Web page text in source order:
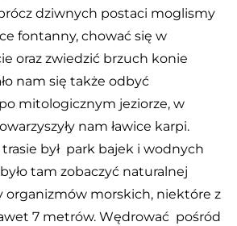
dziwnych postaci moglismy
fontanny, chować się w
oraz zwiedzić brzuch konie
nam się także odbyć
mitologicznym jeziorze, w
nam ławice karpi.
był park bajek i wodnych
tam zobaczyć naturalnej
organizmów morskich, niektóre z
7 metrów. Wędrować pośród